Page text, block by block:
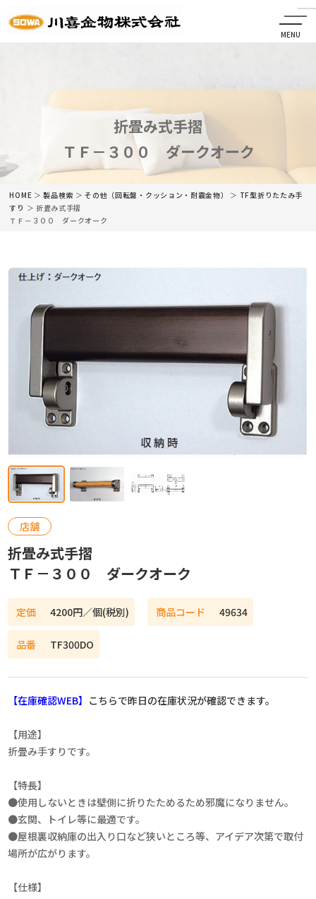
MENU
折畳み式手摺
ＴＦ－３００ ダークオーク
CLOSE
会社情報
商品情報
カタログ
ネットショップ
お問い合わせ
HOME ＞製品検索 ＞その他（回転盤・クッション・耐震金物） ＞ TF型折りたたみ手
すり ＞ 折畳み式手摺
ＴＦ－３００ ダークオーク
店舗
折畳み式手摺
ＴＦ－３００ ダークオーク
定価 4200円／個(税別) 商品コード 49634
品番 TF300DO
【在庫確認WEB】 こちらで昨日の在庫状況が確認できます。
【用途】
折畳み手すりです。
【特長】
●使用しないときは壁側に折りたためるため邪魔になりません。
●玄関、トイレ等に最適です。
●屋根裏収納庫の出入り口など狭いところ等、アイデア次第で取付
場所が広がります。
【仕様】